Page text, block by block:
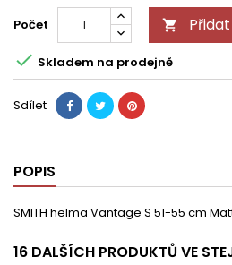
Počet 
 Skladem na prodejně
Sdílet
POPIS
SMITH helma Vantage S 51-55 cm
16 DALŠÍCH PRODUKTŮ VE